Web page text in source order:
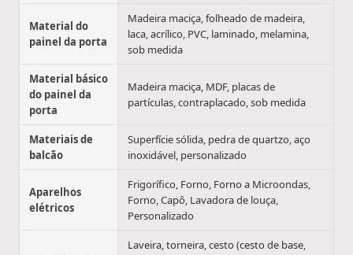
Material do
painel da porta
Madeira maciça, folheado de madeira,
laca, acrílico, PVC, laminado, melamina,
sob medida
Material básico
do painel da
porta
Madeira maciça, MDF, placas de
partículas, contraplacado, sob medida
Materiais de
balcão
Superfície sólida, pedra de quartzo, aço
inoxidável, personalizado
Aparelhos
elétricos
Frigorífico, Forno, Forno a Microondas,
Forno, Capô, Lavadora de louça,
Personalizado
Laveira, torneira, cesto (cesto de base,